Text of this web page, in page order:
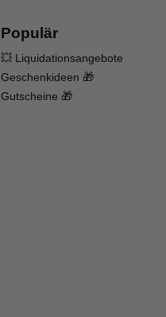
Populär
💥 Liquidationsangebote
Geschenkideen 🎁
Gutscheine 🎁